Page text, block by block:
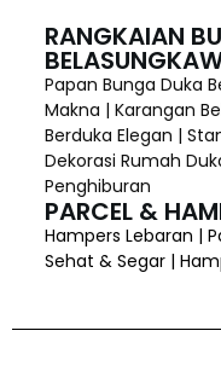
RANGKAIAN
Papan Bunga Duka
Makna | Karangan
Berduka Elegan |
Dekorasi Rumah
Penghiburan
PARCEL &
Hampers Lebaran |
Sehat & Segar |